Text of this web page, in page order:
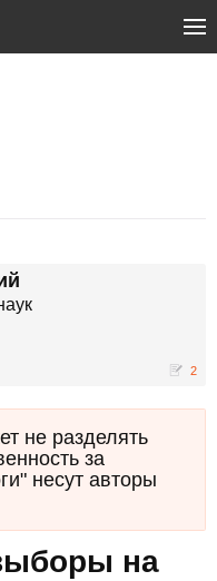
2
не разделять
за
несут авторы
на